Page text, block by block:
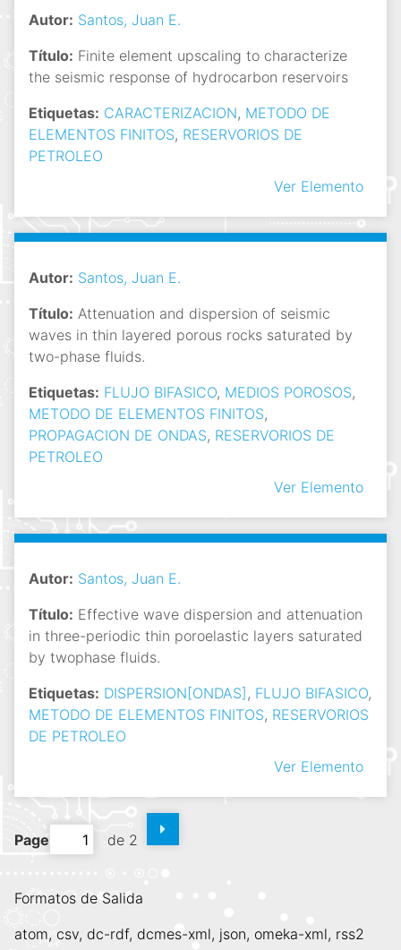
Autor: Santos, Juan E.
Título: Finite element upscaling to characterize
the seismic response of hydrocarbon reservoirs
Etiquetas: CARACTERIZACION, METODO DE
ELEMENTOS FINITOS, RESERVORIOS DE
PETROLEO
Ver Elemento
Autor: Santos, Juan E.
Título: Attenuation and dispersion of seismic
waves in thin layered porous rocks saturated by
two-phase fluids.
Etiquetas: FLUJO BIFASICO, MEDIOS POROSOS,
METODO DE ELEMENTOS FINITOS,
PROPAGACION DE ONDAS, RESERVORIOS DE
PETROLEO
Ver Elemento
Autor: Santos, Juan E.
Título: Effective wave dispersion and attenuation
in three-periodic thin poroelastic layers saturated
by twophase fluids.
Etiquetas: DISPERSION[ONDAS] , FLUJO BIFASICO,
METODO DE ELEMENTOS FINITOS, RESERVORIOS
DE PETROLEO
Ver Elemento
Page de 2
Formatos de Salida
atom, csv, dc-rdf, dcmes-xml, json, omeka-xml, rss2